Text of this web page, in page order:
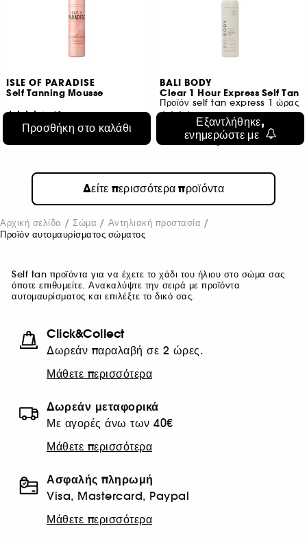
ISLE OF PARADISE
Self Tanning Mousse
60
€ 29,95
Προσθήκη στο καλάθι
BALI BODY
Clear 1 Hour Express Self Tan
Προϊόν self tan express 1 ώρας
22
€ 32,50
€ 14,44 /100g
Εξαντλήθηκε,
ενημερώστε με
Δείτε περισσότερα προϊόντα
Αρχική σελίδα Σώμα Αντηλιακή προστασία
Προϊόν αυτομαυρίσματος σώματος
Self tan προϊόντα για να έχετε το χάδι του ήλιου στο σώμα σας
όποτε επιθυμείτε. Ανακαλύψτε την σειρά με προϊόντα
αυτομαυρίσματος και επιλέξτε το δικό σας.
Click&Collect
Δωρεάν παραλαβή σε 2 ώρες.
Μάθετε περισσότερα
Δωρεάν μεταφορικά
Με αγορές άνω των 40€
Μάθετε περισσότερα
Ασφαλής πληρωμή
Visa, Mastercard, Paypal
Μάθετε περισσότερα